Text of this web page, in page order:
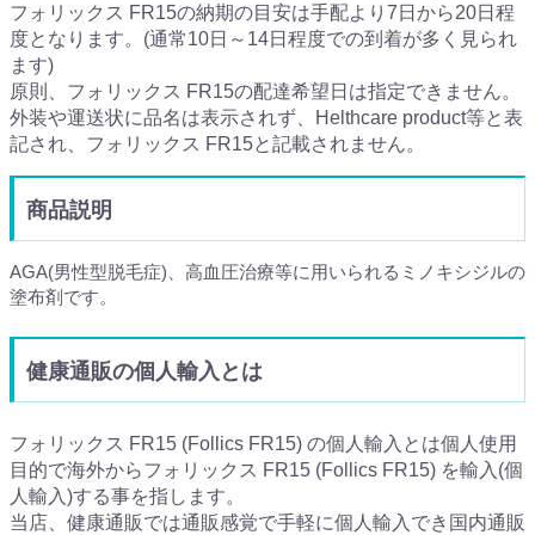
フォリックス FR15の納期の目安は手配より7日から20日程
度となります。(通常10日～14日程度での到着が多く見られ
ます)
原則、フォリックス FR15の配達希望日は指定できません。
外装や運送状に品名は表示されず、Helthcare product等と表
記され、フォリックス FR15と記載されません。
商品説明
AGA(男性型脱毛症)、高血圧治療等に用いられるミノキシジルの
塗布剤です。
健康通販の個人輸入とは
フォリックス FR15 (Follics FR15) の個人輸入とは個人使用
目的で海外からフォリックス FR15 (Follics FR15) を輸入(個
人輸入)する事を指します。
当店、健康通販では通販感覚で手軽に個人輸入でき国内通販